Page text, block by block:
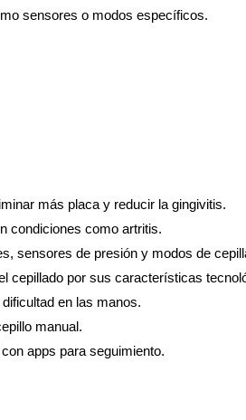
sensores o modos específicos.
más placa y reducir la gingivitis.
condiciones como artritis.
sensores de presión y modos de
cepillado por sus características
en las manos.
manual.
apps para seguimiento.